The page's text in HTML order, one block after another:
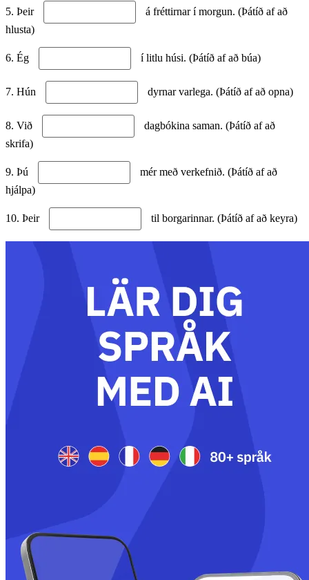
5. Þeir
á fréttirnar í morgun. (Þátíð af að
hlusta)
6. Ég í litlu húsi. (Þátíð af að búa)
7. Hún dyrnar varlega. (Þátíð af að opna)
8. Við
dagbókina saman. (Þátíð af að
skrifa)
9. Þú
mér með verkefnið. (Þátíð af að
hjálpa)
10. Þeir til borgarinnar. (Þátíð af að keyra)